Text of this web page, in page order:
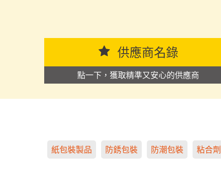
供應商名錄
點一下，獲取精準又安心的供應商
紙包裝製品 防銹包裝 防潮包裝 粘合劑